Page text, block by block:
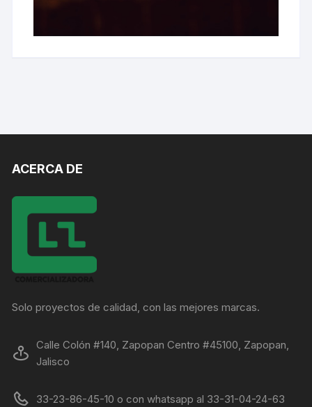
ACERCA DE
Solo proyectos de calidad, con las mejores marcas.
Calle Colón #140, Zapopan Centro #45100, Zapopan,
Jalisco
33-23-86-45-10 o con whatsapp al 33-31-04-24-63